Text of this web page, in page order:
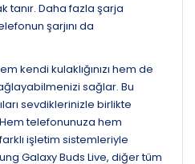
tanır. Daha fazla şarja
şarjını da
kendi kulaklığınızı hem de
sağlar. Bu
sevdiklerinizle birlikte
telefonunuza hem
işletim sistemleriyle
Galaxy Buds Live, diğer tüm